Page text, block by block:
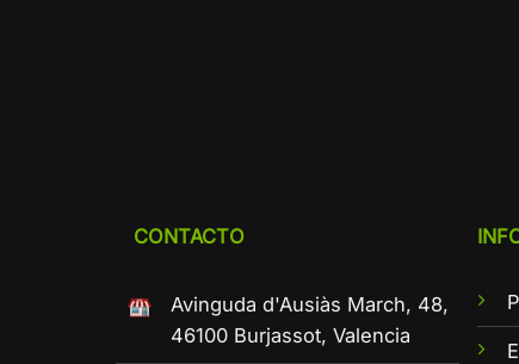
CONTACTO
Avinguda d'Ausiàs March, 48,
46100 Burjassot, Valencia